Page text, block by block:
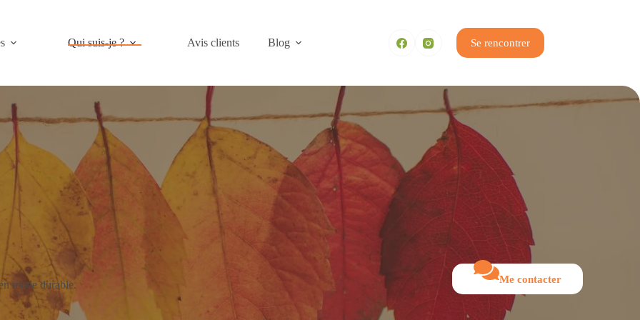
Qui suis-je ? Avis clients Blog Se rencontrer
mode durable. Me contacter